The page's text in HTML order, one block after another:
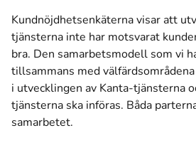
Kundnöjdhetsenkäterna visar att
tjänsterna inte har motsvarat
bra. Den samarbetsmodell som vi
tillsammans med
i utvecklingen av Kanta-tjänsterna
tjänsterna ska införas. Båda
samarbetet.